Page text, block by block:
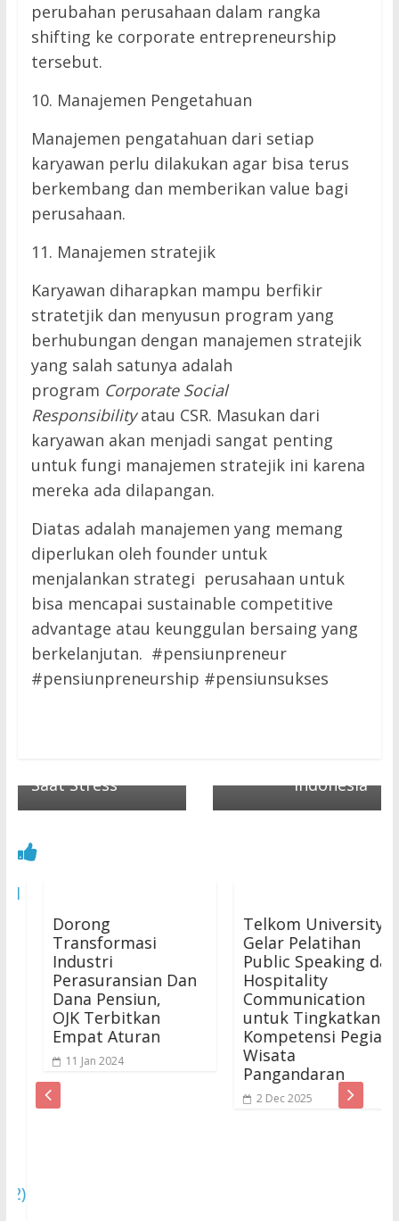
perubahan perusahaan dalam rangka
shifting ke corporate entrepreneurship
tersebut.
10. Manajemen Pengetahuan
Manajemen pengatahuan dari setiap
karyawan perlu dilakukan agar bisa terus
berkembang dan memberikan value bagi
perusahaan.
11. Manajemen stratejik
Karyawan diharapkan mampu berfikir
stratetjik dan menyusun program yang
berhubungan dengan manajemen stratejik
yang salah satunya adalah
program Corporate Social
Responsibilityatau CSR. Masukan dari
karyawan akan menjadi sangat penting
untuk fungi manajemen stratejik ini karena
mereka ada dilapangan.
Diatas adalah manajemen yang memang
diperlukan oleh founder untuk
menjalankan strategi perusahaan untuk
bisa mencapai sustainable competitive
advantage atau keunggulan bersaing yang
berkelanjutan. #pensiunpreneur
#pensiunpreneurship #pensiunsukses
← Previous
Jangan Asal
Ngemil Saat
Saat Stress
Next →
Realme GT6:
Flagship Killer
dengan Layar
Indonesia
Dorong
Transformasi
Industri
Perasuransian Dan
Dana Pensiun,
OJK Terbitkan
Empat Aturan
11 Jan 2024
Telkom University
Gelar Pelatihan
Public Speaking dan
Hospitality
Communication
untuk Tingkatkan
Kompetensi Pegiat
Wisata
Pangandaran
2 Dec 2025